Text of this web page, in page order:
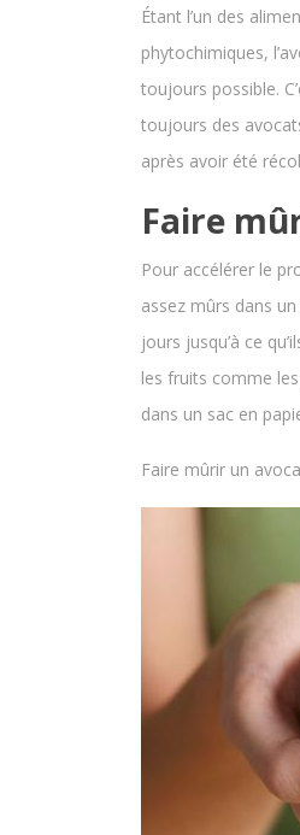
Étant l’un des
phytochimiques,
toujours possible.
toujours des
après avoir été
Faire
Pour accélérer le
assez mûrs dans
jours jusqu’à ce
les fruits comme
dans un sac en
Faire mûrir un